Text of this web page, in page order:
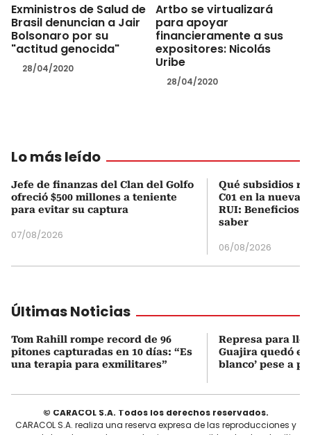
Exministros de Salud de
Brasil denuncian a Jair
Bolsonaro por su
"actitud genocida"
28/04/2020
Artbo se virtualizará
para apoyar
financieramente a sus
expositores: Nicolás
Uribe
28/04/2020
Lo más leído
Jefe de finanzas del Clan del Golfo
ofreció $500 millones a teniente
para evitar su captura
07/08/2026
Qué subsidios
C01 en la nueva
RUI: Beneficios
saber
06/08/2026
Últimas Noticias
Tom Rahill rompe record de 96
pitones capturadas en 10 días: “Es
una terapia para exmilitares”
Represa para
Guajira quedó en
blanco’ pese a
© CARACOL S.A. Todos los derechos reservados.
CARACOL S.A. realiza una reserva expresa de las reproducciones y